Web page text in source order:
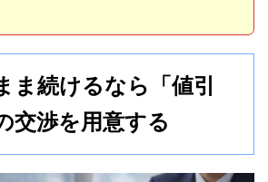
ま続けるなら「値引
交渉を用意する